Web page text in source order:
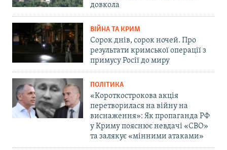
довкола
ВІЙНА ТА КРИМ
Сорок днів, сорок ночей. Про
результати кримської операції з
примусу Росії до миру
ПОЛІТИКА
«Короткострокова акція
перетворилася на війну на
виснаження»: Як пропаганда РФ
у Криму пояснює невдачі «СВО»
та залякує «мінними атаками»